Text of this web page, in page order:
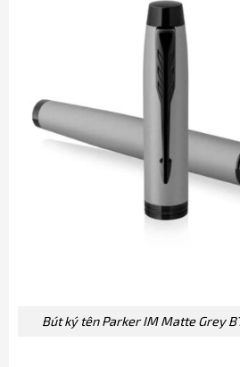
Bút ký tên Parker IM Matte Grey